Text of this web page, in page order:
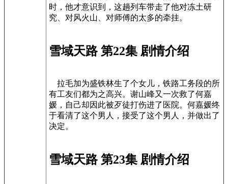
时，他才意识到，这趟列车带走了他对冻土研
究、对风火山、对师傅的太多的牵挂。
雪域天路 第22集 剧情介绍
拉毛加为盛铁林生了个女儿，铁路工务段的所
有工友们都为之高兴。谢山峰又一次救了何嘉
媛，自己却因此被歹徒打伤进了医院。何嘉媛终
于看清了这个男人，接受了这个男人，并做出了
决定。
雪域天路 第23集 剧情介绍